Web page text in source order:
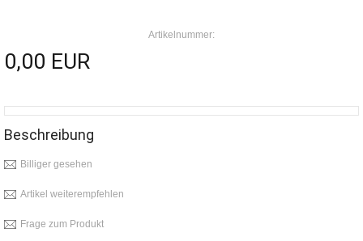
Artikelnummer:
0,00 EUR
Beschreibung
Billiger gesehen
Artikel weiterempfehlen
Frage zum Produkt